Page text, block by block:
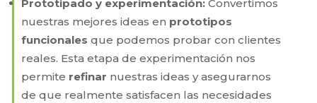
Prototipado y experimentación: Convertimos
nuestras mejores ideas en prototipos
funcionales que podemos probar con clientes
reales. Esta etapa de experimentación nos
permite refinar nuestras ideas y asegurarnos
de que realmente satisfacen las necesidades